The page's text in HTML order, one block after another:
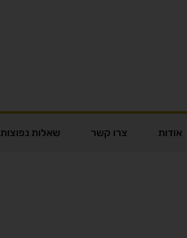
אודות צרו קשר שאלות נפוצות